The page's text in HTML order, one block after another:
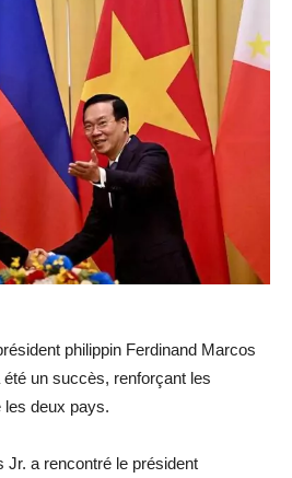
philippin Ferdinand Marcos
un succès, renforçant les
les deux pays.
a rencontré le président